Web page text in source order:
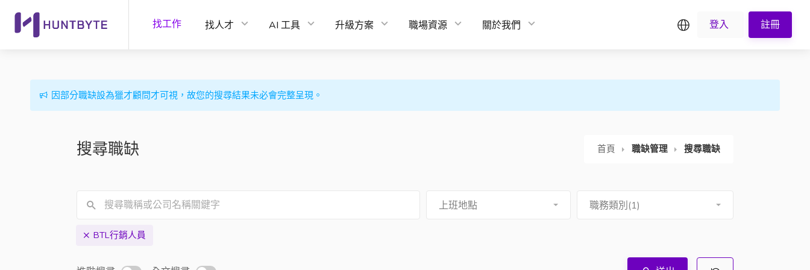
找工作 找人才 AI 工具 升級方案 職場資源 關於我們 繁中登入 註冊
因部分職缺設為獵才顧問才可視，故您的搜尋結果未必會完整呈現。
搜尋職缺 首頁 職缺管理 搜尋職缺
上班地點 職務類別(1)
BTL行銷人員